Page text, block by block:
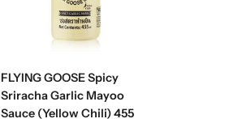
FLYING GOOSE Spicy
Sriracha Garlic Mayoo
Sauce (Yellow Chili) 455